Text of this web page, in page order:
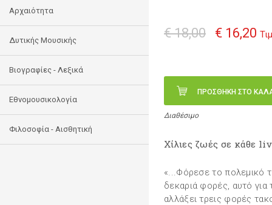
Αρχαιότητα
Δυτικής Μουσικής
Βιογραφίες - Λεξικά
Εθνομουσικολογία
Φιλοσοφία - Αισθητική
€ 18,00 € 16,20
ΠΡΟΣΘΗΚΗ ΣΤΟ
Διαθέσιμο
Χίλιες ζωές σε κάθε
«...Φόρεσε το πολεμικό
δεκαριά φορές, αυτό για
αλλάξει τρεις φορές